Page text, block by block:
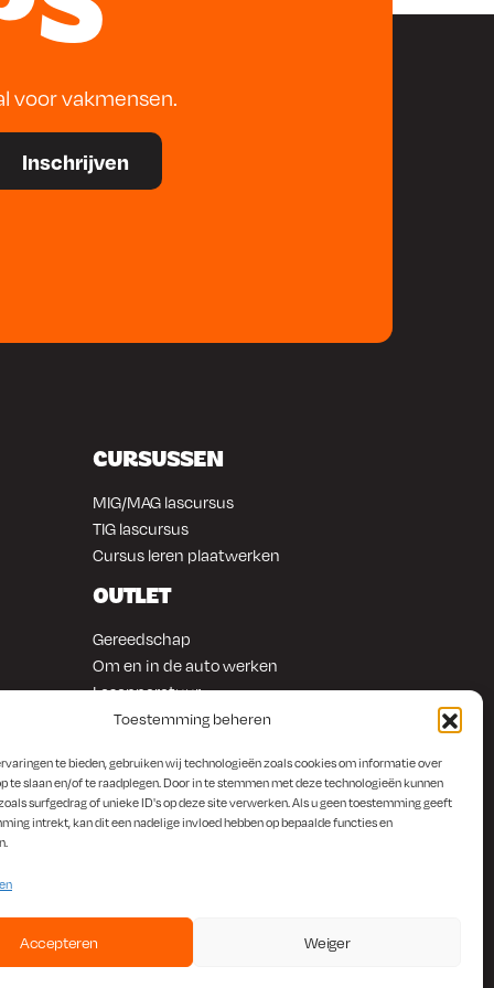
Toestemming beheren
te bieden, gebruiken wij technologieën zoals cookies om informatie over
te slaan en/of te raadplegen. Door in te stemmen met deze technologieën kunnen
surfgedrag of unieke ID's op deze site verwerken. Als u geen toestemming geeft
intrekt, kan dit een nadelige invloed hebben op bepaalde functies en
Accepteren Weiger
voor vakmensen.
CURSUSSEN
MIG/MAG lascursus
TIG lascursus
Cursus leren plaatwerken
OUTLET
Gereedschap
Om en in de auto werken
Lasapparatuur
Overige producten